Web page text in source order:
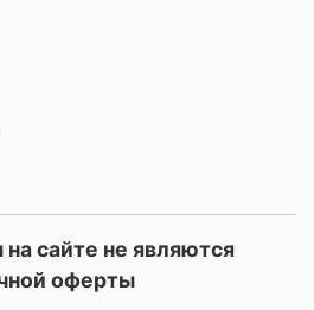
сайте не являются
оферты